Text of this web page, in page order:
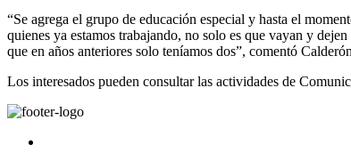
“Se agrega el grupo de educación especial y hasta el
quienes ya estamos trabajando, no solo es que vayan y
que en años anteriores solo teníamos dos”, comentó
Los interesados pueden consultar las actividades de